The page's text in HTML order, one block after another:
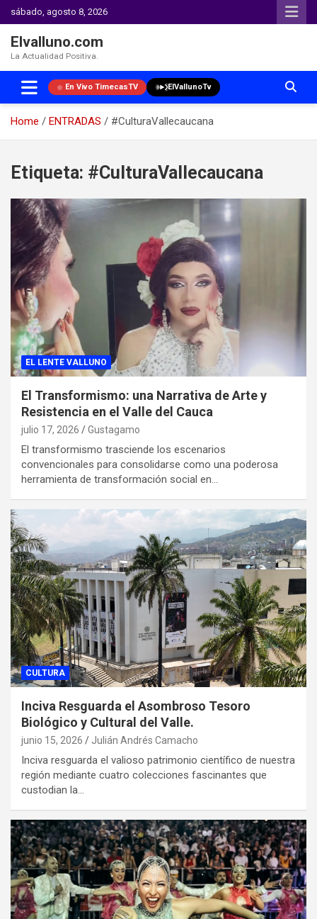
sábado, agosto 8, 2026
Elvalluno.com
La Actualidad Positiva.
En Vivo TimecasTV ElVallunoTv
Home ENTRADAS
#CulturaVallecaucana
content
Etiqueta: #CulturaVallecaucana
EL LENTE VALLUNO
El Transformismo: una Narrativa de Arte y
Resistencia en el Valle del Cauca
julio 17, 2026 Gustagamo
El transformismo trasciende los escenarios
convencionales para consolidarse como una poderosa
herramienta de transformación social en…
CULTURA
Inciva Resguarda el Asombroso Tesoro
Biológico y Cultural del Valle.
junio 15, 2026 Julián Andrés Camacho
Inciva resguarda el valioso patrimonio científico de nuestra
región mediante cuatro colecciones fascinantes que
custodian la…